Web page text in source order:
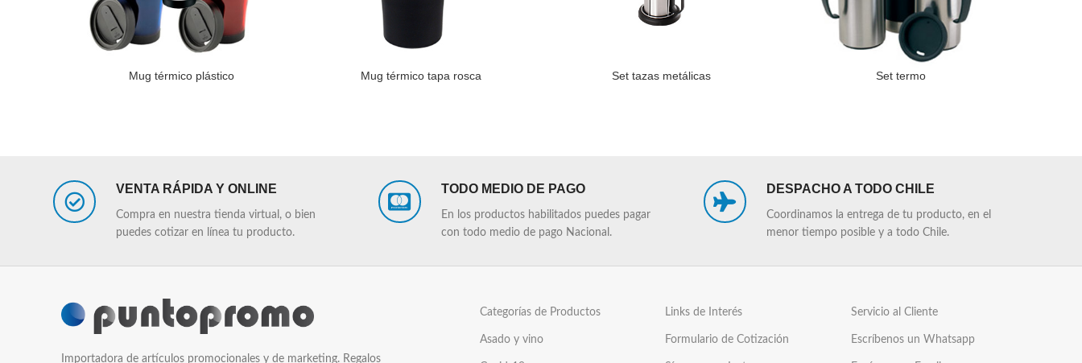
Mug térmico plástico Mug térmico tapa rosca Set tazas metálicas Set termo
VENTA RÁPIDA Y ONLINE
Compra en nuestra tienda virtual, o bien
puedes cotizar en línea tu producto.
TODO MEDIO DE PAGO
En los productos habilitados puedes pagar
con todo medio de pago Nacional.
DESPACHO A TODO CHILE
Coordinamos la entrega de tu producto, en el
menor tiempo posible y a todo Chile.
Importadora de artículos promocionales y de marketing. Regalos
Categorías de Productos
Asado y vino
Links de Interés
Formulario de Cotización
Servicio al Cliente
Escríbenos un Whatsapp